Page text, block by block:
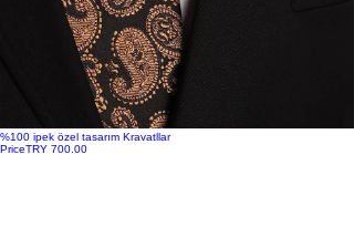
%100 ipek özel tasarım Kravatllar
PriceTRY 700.00